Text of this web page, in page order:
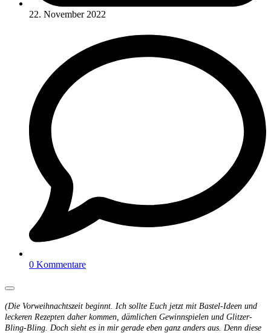
22. November 2022
0 Kommentare
(Die Vorweihnachtszeit beginnt. Ich sollte Euch jetzt mit Bastel-Ideen und
leckeren Rezepten daher kommen, dämlichen Gewinnspielen und Glitzer-
Bling-Bling. Doch sieht es in mir gerade eben ganz anders aus. Denn diese